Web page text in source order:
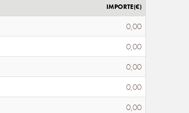
IMPORTE(€)
0,00
0,00
0,00
0,00
0,00